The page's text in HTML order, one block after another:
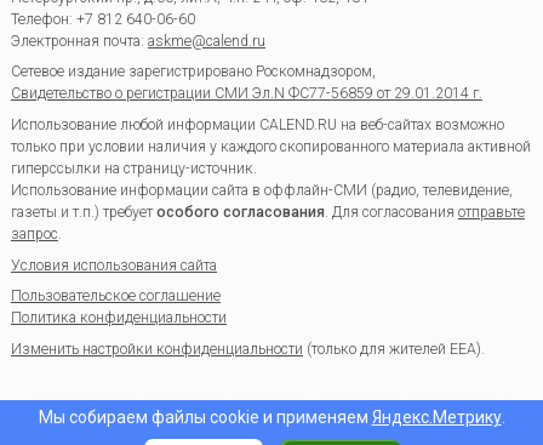
Телефон: +7 812 640-06-60
Электронная почта: askme@calend.ru
Сетевое издание зарегистрировано Роскомнадзором,
Свидетельство о регистрации СМИ Эл.N ФС77-56859 от 29.01.2014 г.
Использование любой информации CALEND.RU на веб-сайтах возможно
только при условии наличия у каждого скопированного материала активной
гиперссылки на страницу-источник.
Использование информации сайта в оффлайн-СМИ (радио, телевидение,
газеты и т.п.) требуетособого согласования. Для согласования отправьте
запрос.
Условия использования сайта
Пользовательское соглашение
Политика конфиденциальности
Изменить настройки конфиденциальности (только для жителей EEA).
Мы собираем файлы cookie и применяем Яндекс.Метрику.